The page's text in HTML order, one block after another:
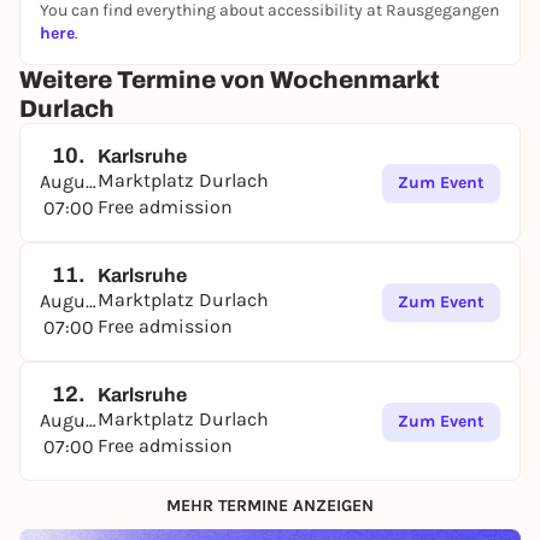
You can find everything about accessibility at Rausgegangen
here.
Weitere Termine von Wochenmarkt
Durlach
10.
August
07:00
Karlsruhe
Marktplatz Durlach
Free admission
Zum Event
11.
August
07:00
Karlsruhe
Marktplatz Durlach
Free admission
Zum Event
12.
August
07:00
Karlsruhe
Marktplatz Durlach
Free admission
Zum Event
MEHR TERMINE ANZEIGEN